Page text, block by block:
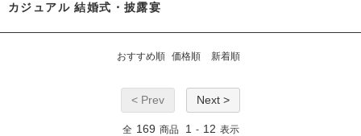
カジュアル 結婚式・披露宴
おすすめ順 価格順 新着順
< Prev Next >
全 169 商品 1 - 12 表示